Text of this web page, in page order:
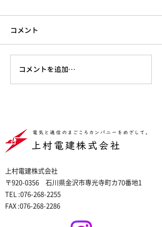
コメント
コメントを追加…
上村電建株式会社
〒920-0356 石川県金沢市専光寺町カ70番地1
TEL :076-268-2255
FAX :076-268-2286